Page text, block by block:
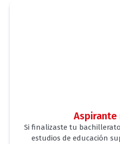
Aspirante
Si finalizaste tu
estudios de educación